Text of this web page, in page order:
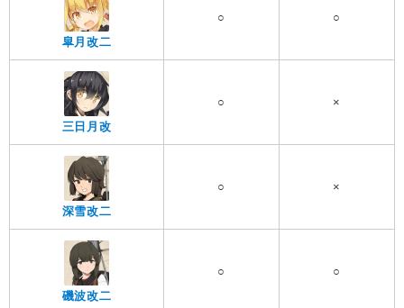
皐月改二
○ ○
三日月改
○ ×
深雪改二
○ ×
磯波改二
○ ○